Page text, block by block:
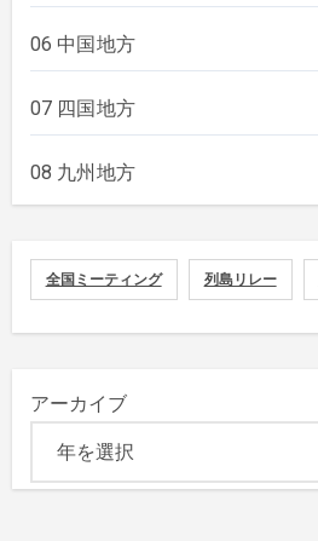
06 中国地方
07 四国地方
08 九州地方
全国ミーティング 列島リレー
アーカイブ